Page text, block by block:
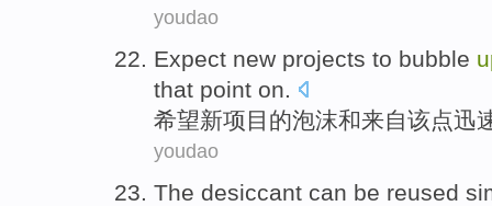
youdao
Expect new projects to bubble
that point on.
希望新项目 的泡沫和来自该点迅
youdao
The desiccant can be reused